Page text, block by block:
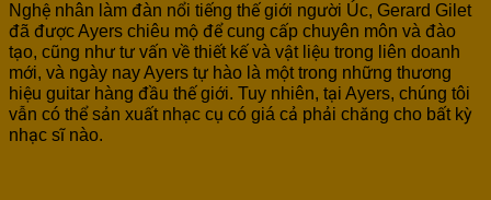
Nghệ nhân làm đàn nổi tiếng thế giới người Úc, Gerard Gilet
đã được Ayers chiêu mộ để cung cấp chuyên môn và đào
tạo, cũng như tư vấn về thiết kế và vật liệu trong liên doanh
mới, và ngày nay Ayers tự hào là một trong những thương
hiệu guitar hàng đầu thế giới. Tuy nhiên, tại Ayers, chúng tôi
vẫn có thể sản xuất nhạc cụ có giá cả phải chăng cho bất kỳ
nhạc sĩ nào.